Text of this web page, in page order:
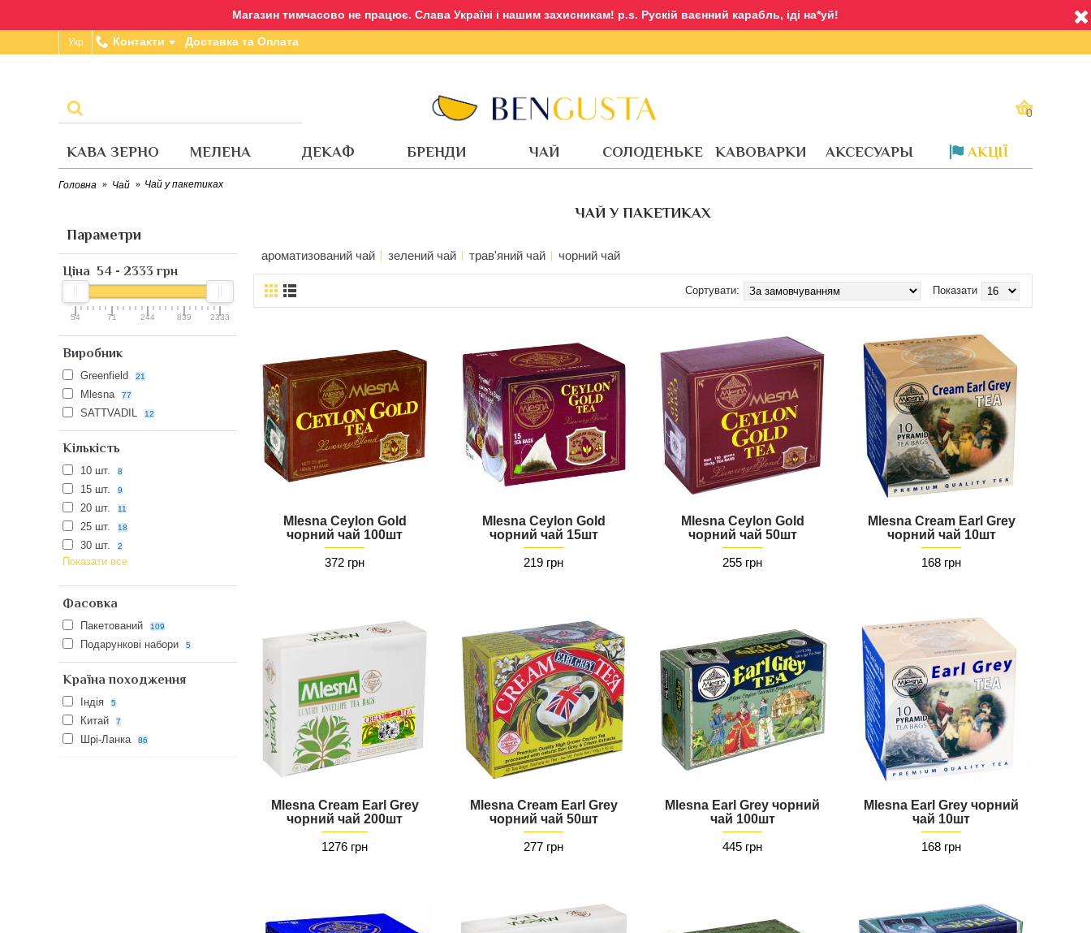
Магазин тимчасово не працює. Слава Україні і нашим захисникам! p.s. Рускій ваєнний карабль, іді на*уй!
Укр Контакти
Доставка та Оплата
0
КАВА ЗЕРНО МЕЛЕНА ДЕКАФ БРЕНДИ ЧАЙ СОЛОДЕНЬКЕ КАВОВАРКИ АКСЕСУАРЫ АКЦІЇ
Головна Чай Чай у пакетиках
Параметри
Ціна 54 - 2333 грн
54 71 244 839 2333
Виробник
Greenfield 21
Mlesna 77
SATTVADIL 12
Кількість
10 шт. 8
15 шт. 9
20 шт. 11
25 шт. 18
30 шт. 2
Показати все
Фасовка
Пакетований 109
Подарункові набори 5
Країна походження
Індія 5
Китай 7
Шрі-Ланка 86
ЧАЙ У ПАКЕТИКАХ
ароматизований чай зелений чай трав'яний чай чорний чай
Показати
Сортувати:
Mlesna Ceylon Gold
чорний чай 100шт
372 грн
Mlesna Ceylon Gold
чорний чай 15шт
219 грн
Mlesna Ceylon Gold
чорний чай 50шт
255 грн
Mlesna Cream Earl Grey
чорний чай 10шт
168 грн
Mlesna Cream Earl Grey
чорний чай 200шт
1276 грн
Mlesna Cream Earl Grey
чорний чай 50шт
277 грн
Mlesna Earl Grey чорний
чай 100шт
445 грн
Mlesna Earl Grey чорний
чай 10шт
168 грн